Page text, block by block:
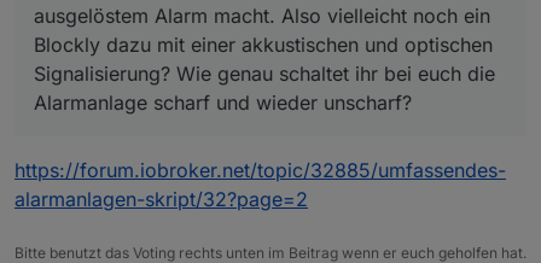
ausgelöstem Alarm macht. Also vielleicht noch ein
Blockly dazu mit einer akkustischen und optischen
Signalisierung? Wie genau schaltet ihr bei euch die
Alarmanlage scharf und wieder unscharf?
https://forum.iobroker.net/topic/32885/umfassendes-
alarmanlagen-skript/32?page=2
Bitte benutzt das Voting rechts unten im Beitrag wenn er euch geholfen hat.